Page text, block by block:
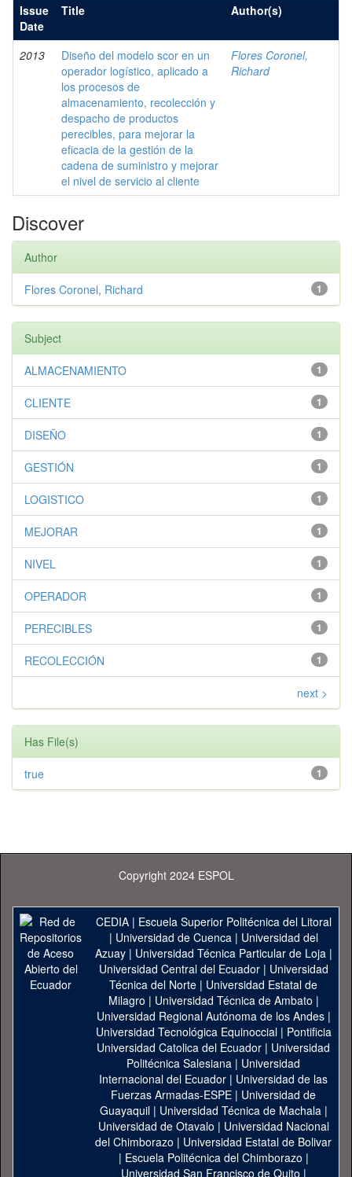
Issue
Date
Title Author(s)
2013
Diseño del modelo scor en un
operador logístico, aplicado a
los procesos de
almacenamiento, recolección y
despacho de productos
perecibles, para mejorar la
eficacia de la gestión de la
cadena de suministro y mejorar
el nivel de servicio al cliente
Flores Coronel,
Richard
Discover
Author
1
Flores Coronel, Richard
Subject
1
ALMACENAMIENTO
1
CLIENTE
1
DISEÑO
1
GESTIÓN
1
LOGISTICO
1
MEJORAR
1
NIVEL
1
OPERADOR
1
PERECIBLES
1
RECOLECCIÓN
next >
Has File(s)
1
true
Copyright 2024 ESPOL
CEDIA| Escuela Superior Politécnica del Litoral
| Universidad de Cuenca| Universidad del
Azuay| Universidad Técnica Particular de Loja|
Universidad Central del Ecuador| Universidad
Técnica del Norte | Universidad Estatal de
Milagro | Universidad Técnica de Ambato |
Universidad Regional Autónoma de los Andes|
Universidad Tecnológica Equinoccial| Pontificia
Universidad Catolica del Ecuador | Universidad
Politécnica Salesiana | Universidad
Internacional del Ecuador | Universidad de las
Fuerzas Armadas-ESPE | Universidad de
Guayaquil| Universidad Técnica de Machala|
Universidad de Otavalo | Universidad Nacional
del Chimborazo | Universidad Estatal de Bolivar
| Escuela Politécnica del Chimborazo |
Universidad San Francisco de Quito |